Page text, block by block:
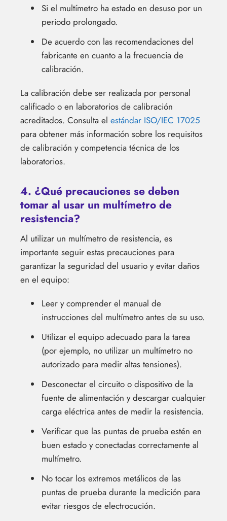
Si el multímetro ha estado en desuso por un
periodo prolongado.
De acuerdo con las recomendaciones del
fabricante en cuanto a la frecuencia de
calibración.
La calibración debe ser realizada por personal
calificado o en laboratorios de calibración
acreditados. Consulta el estándar ISO/IEC 17025
para obtener más información sobre los requisitos
de calibración y competencia técnica de los
laboratorios.
4. ¿Qué precauciones se deben
tomar al usar un multímetro de
resistencia?
Al utilizar un multímetro de resistencia, es
importante seguir estas precauciones para
garantizar la seguridad del usuario y evitar daños
en el equipo:
Leer y comprender el manual de
instrucciones del multímetro antes de su uso.
Utilizar el equipo adecuado para la tarea
(por ejemplo, no utilizar un multímetro no
autorizado para medir altas tensiones).
Desconectar el circuito o dispositivo de la
fuente de alimentación y descargar cualquier
carga eléctrica antes de medir la resistencia.
Verificar que las puntas de prueba estén en
buen estado y conectadas correctamente al
multímetro.
No tocar los extremos metálicos de las
puntas de prueba durante la medición para
evitar riesgos de electrocución.